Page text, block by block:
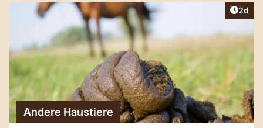
2d
Andere Haustiere